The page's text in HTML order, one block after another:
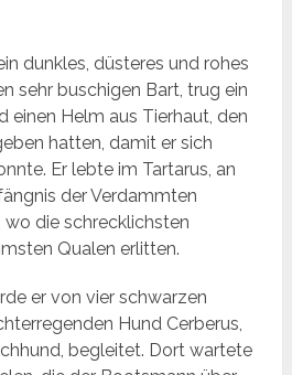
dunkles, düsteres und rohes
sehr buschigen Bart, trug ein
einen Helm aus Tierhaut, den
hatten, damit er sich
Er lebte im Tartarus, an
der Verdammten
wo die schrecklichsten
Qualen erlitten.
er von vier schwarzen
Hund Cerberus,
begleitet. Dort wartete